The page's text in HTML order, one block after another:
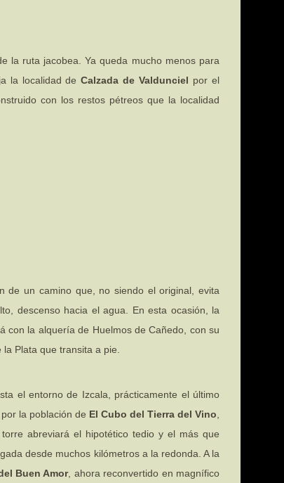
la ruta jacobea. Ya queda mucho menos para
la localidad deCalzada de Valdunciel por el
con los restos pétreos que la localidad
de un camino que, no siendo el original, evita
descenso hacia el agua. En esta ocasión, la
con la alquería de Huelmos de Cañedo, con su
Plata que transita a pie.
el entorno de Izcala, prácticamente el último
la población de El Cubo del Tierra del Vino
abreviará el hipotético tedio y el más que
desde muchos kilómetros a la redonda. A la
Buen Amor, ahora reconvertido en magnífico